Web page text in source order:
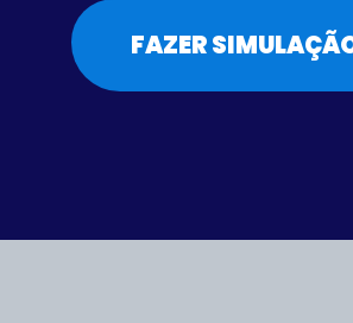
FAZER